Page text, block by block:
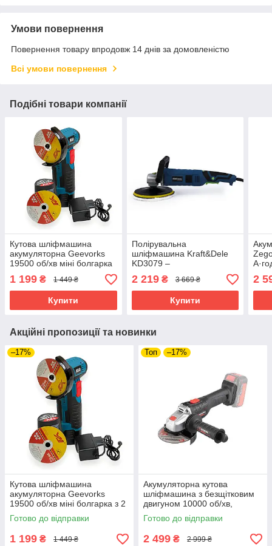
Умови повернення
Повернення товару впродовж 14 днів за домовленістю
Всі умови повернення
Подібні товари компанії
Кутова шліфмашина
акумуляторна Geevorks
19500 об/хв міні болгарка
з 2 акумуляторами для
різання та шліфування
1 199 ₴ 1 449 ₴
Купити
Полірувальна
шліфмашина Kraft&Dele
KD3079 –
електроінструмент 2650
Вт, круг 180 мм
2 219₴ 3 669 ₴
Купити
2
Акційні пропозиції та новинки
–17%
Кутова шліфмашина
акумуляторна Geevorks
19500 об/хв міні болгарка з 2
акумуляторами для різання
та шліфування
Готово до відправки
1 199 ₴ 1 449 ₴
Топ –17%
Акумуляторна кутова
шліфмашина з безщітковим
двигуном 10000 об/хв,
шліфувальна
машина INTERTOOL WT-
9366
Готово до відправки
2 499 ₴ 2 999 ₴